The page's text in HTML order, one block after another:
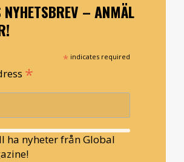
NYHETSBREV – ANMÄL
* indicates required
*
ha nyheter från Global